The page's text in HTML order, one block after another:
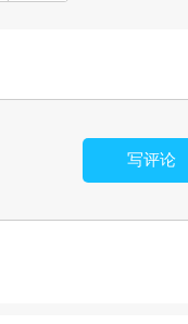
写评论